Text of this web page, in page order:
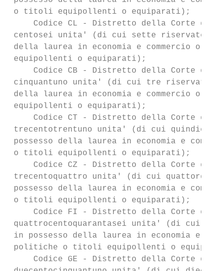
o titoli equipollenti o equiparati);
Codice CL - Distretto della Corte di
centosei unita' (di cui sette riservate ai
della laurea in economia e commercio
equipollenti o equiparati);
Codice CB - Distretto della Corte di
cinquantuno unita' (di cui tre riservate
della laurea in economia e commercio
equipollenti o equiparati);
Codice CT - Distretto della Corte di
trecentotrentuno unita' (di cui quindici
possesso della laurea in economia e
o titoli equipollenti o equiparati);
Codice CZ - Distretto della Corte di
trecentoquattro unita' (di cui
possesso della laurea in economia e
o titoli equipollenti o equiparati);
Codice FI - Distretto della Corte di
quattrocentoquarantasei unita' (di cui
in possesso della laurea in economia e
politiche o titoli equipollenti o
Codice GE - Distretto della Corte di